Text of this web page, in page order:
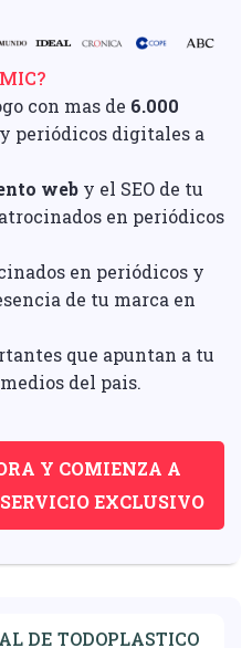
con mas de 6.000
periódicos digitales a
web y el SEO de tu
en periódicos
en periódicos y
de tu marca en
que apuntan a tu
del pais.
Y COMIENZA A
EXCLUSIVO
DE TODOPLASTICO